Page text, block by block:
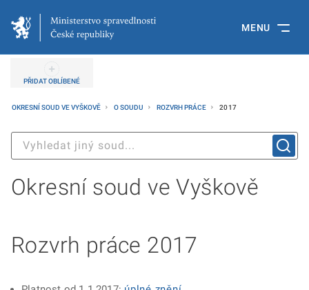
MENU
PŘIDAT OBLÍBENÉ
OKRESNÍ SOUD VE VYŠKOVĚ O SOUDU ROZVRH PRÁCE 2017
Okresní soud ve Vyškově
Rozvrh práce 2017